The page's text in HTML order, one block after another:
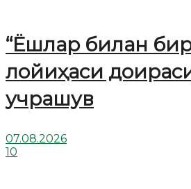
“Ёшлар билан
лойиҳаси
учрашув
07.08.2026
10